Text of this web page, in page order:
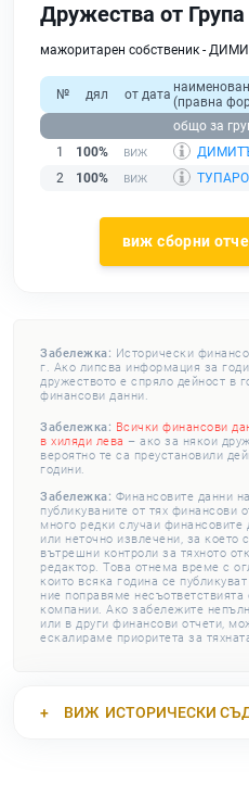
Дружества от
мажоритарен собственик -
№ дял от дата (правна
общо за
1
100%
2
100%
виж сборни
Забележка: Исторически
г. Ако липсва информация за
дружеството е спряло дейност в
финансови данни.
Забележка: Всички финансови
в хиляди лева – ако за някои
вероятно те са преустановили
години.
Забележка: Финансовите данни
публикуваните от тях финансови
много редки случаи
или неточно извлечени, за което
вътрешни контроли за тяхното
редактор. Това отнема време с
които всяка година се
ние поправяме
компании. Ако забележите
или в други финансови отчети,
ескалираме приоритета за
ВИЖ ИСТОРИЧЕСКИ